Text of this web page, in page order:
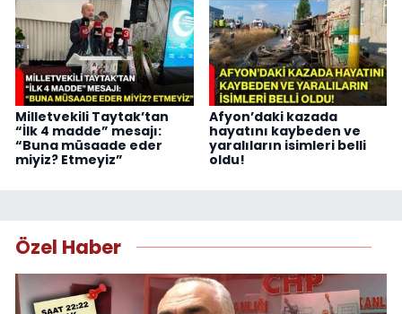
Milletvekili Taytak’tan
“İlk 4 madde” mesajı:
“Buna müsaade eder
miyiz? Etmeyiz”
Afyon’daki kazada
hayatını kaybeden ve
yaralıların isimleri belli
oldu!
Özel Haber